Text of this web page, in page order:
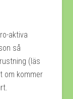
aktiva
så
(läs
om kommer